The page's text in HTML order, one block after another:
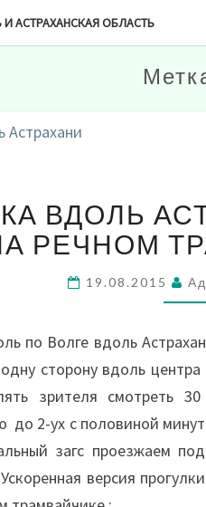
И АСТРАХАНСКАЯ ОБЛАСТЬ
ВДОЛЬ
РЕЧНОМ
19.08.2015
по Волге вдоль
сторону вдоль
зрителя смотреть
до 2-ух с половиной
загс проезжаем
версия